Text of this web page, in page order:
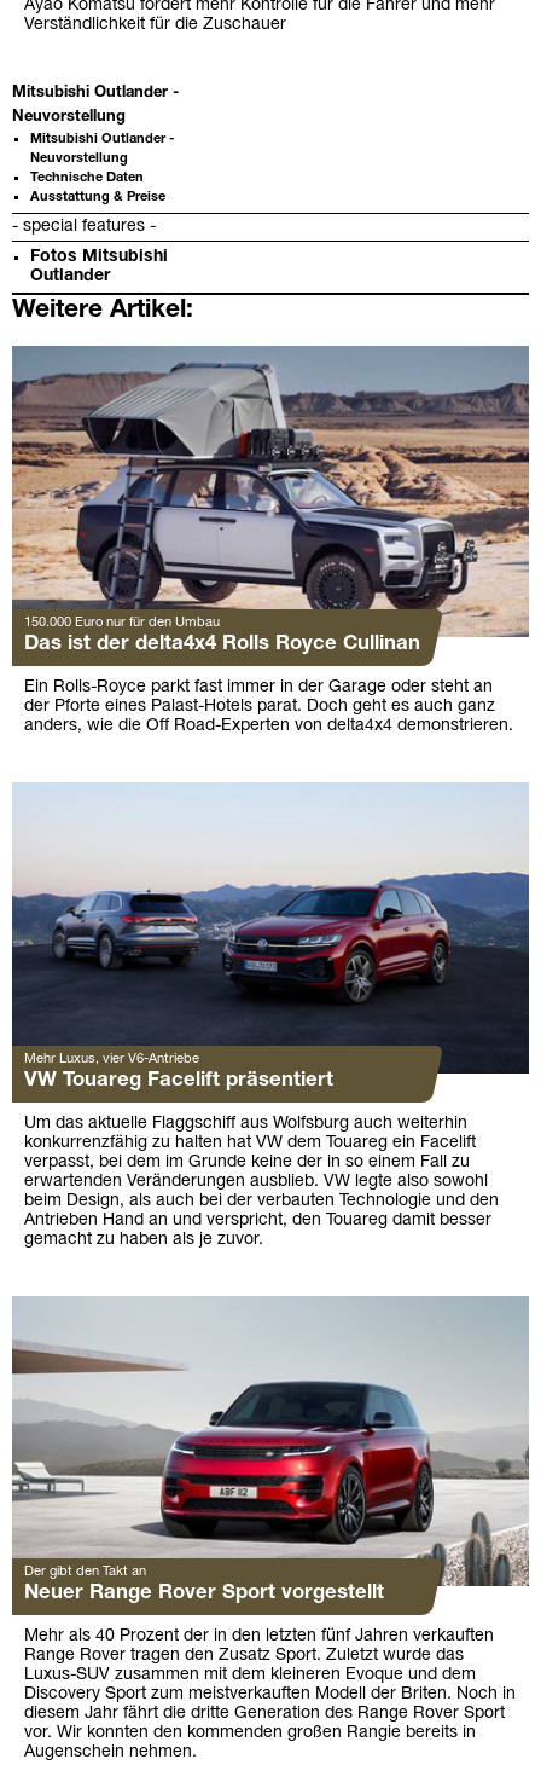
Ayao Komatsu fordert mehr Kontrolle für die Fahrer und mehr
Verständlichkeit für die Zuschauer
Mitsubishi Outlander -
Neuvorstellung
Mitsubishi Outlander -
Neuvorstellung
Technische Daten
Ausstattung & Preise
- special features -
Fotos Mitsubishi
Outlander
Weitere Artikel:
150.000 Euro nur für den Umbau
Das ist der delta4x4 Rolls Royce Cullinan
Ein Rolls-Royce parkt fast immer in der Garage oder steht an
der Pforte eines Palast-Hotels parat. Doch geht es auch ganz
anders, wie die Off Road-Experten von delta4x4 demonstrieren.
Mehr Luxus, vier V6-Antriebe
VW Touareg Facelift präsentiert
Um das aktuelle Flaggschiff aus Wolfsburg auch weiterhin
konkurrenzfähig zu halten hat VW dem Touareg ein Facelift
verpasst, bei dem im Grunde keine der in so einem Fall zu
erwartenden Veränderungen ausblieb. VW legte also sowohl
beim Design, als auch bei der verbauten Technologie und den
Antrieben Hand an und verspricht, den Touareg damit besser
gemacht zu haben als je zuvor.
Der gibt den Takt an
Neuer Range Rover Sport vorgestellt
Mehr als 40 Prozent der in den letzten fünf Jahren verkauften
Range Rover tragen den Zusatz Sport. Zuletzt wurde das
Luxus-SUV zusammen mit dem kleineren Evoque und dem
Discovery Sport zum meistverkauften Modell der Briten. Noch in
diesem Jahr fährt die dritte Generation des Range Rover Sport
vor. Wir konnten den kommenden großen Rangie bereits in
Augenschein nehmen.